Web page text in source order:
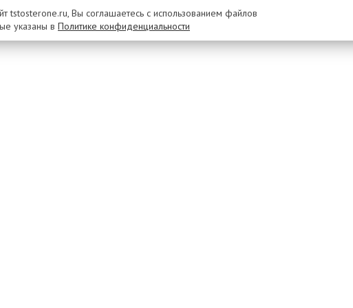
tstosterone.ru, Вы соглашаетесь с использованием файлов
указаны в Политике конфиденциальности